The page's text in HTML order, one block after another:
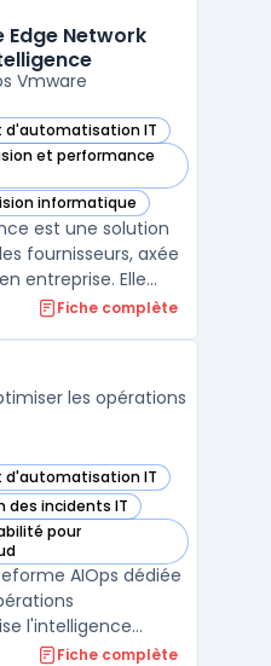
pour fournir des
tableaux de bord précis ...
Edge Network
Vmware
d'automatisation IT
Intelligence dans cette
et performance
Intelligence dans cette
informatique
Intelligence dans cette
est une solution
fournisseurs, axée
entreprise. Elle
la sécurité et
le SASE.La solut ...
Fiche complète
les opérations
d'automatisation IT
catégorie
des incidents IT
catégorie
pour
catégorie
AIOps dédiée
l'intelligence
en temps réel de
Fiche complète